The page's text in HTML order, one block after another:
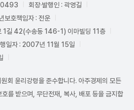
회장·발행인 : 곽영길
보호책임자 : 전운
1길 42(수송동 146-1) 이마빌딩 11층
일자 : 2007년 11월 15일
회 윤리강령을 준수합니다. 아주경제의 모든
를 받으며, 무단전재, 복사, 배포 등을 금지합